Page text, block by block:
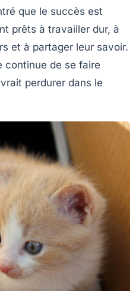
que le succès est
prêts à travailler dur, à
et à partager leur savoir.
continue de se faire
perdurer dans le